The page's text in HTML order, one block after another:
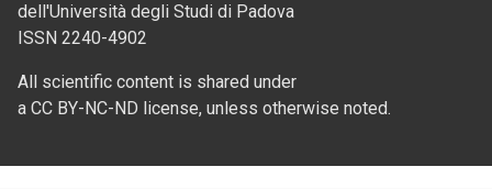
dell'Università degli Studi di Padova
ISSN 2240-4902
All scientific content is shared under
a CC BY-NC-ND license, unless otherwise noted.